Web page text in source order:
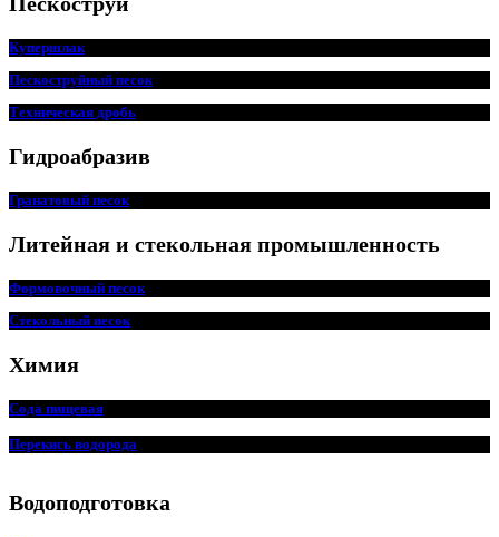
Купершлак
Пескоструйный песок
Техническая дробь
Гидроабразив
Гранатовый песок
Литейная и стекольная промышленность
Формовочный песок
Стекольный песок
Химия
Сода пищевая
Перекись водорода
Водоподготовка